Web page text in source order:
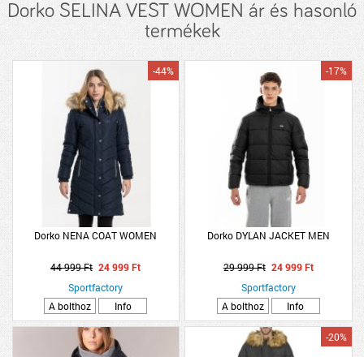
Dorko SELINA VEST WOMEN ár és hasonló
termékek
Dorko NENA COAT WOMEN
-44%
44 999 Ft 24 999 Ft
Sportfactory
A bolthoz
Info
Dorko DYLAN JACKET MEN
-17%
29 999 Ft 24 999 Ft
Sportfactory
A bolthoz
Info
-20%